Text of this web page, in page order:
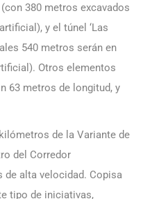
380 metros excavados
y el túnel ‘Las
540 metros serán en
Otros elementos
63 metros de longitud, y
de la Variante de
del Corredor
de alta velocidad. Copisa
tipo de iniciativas,